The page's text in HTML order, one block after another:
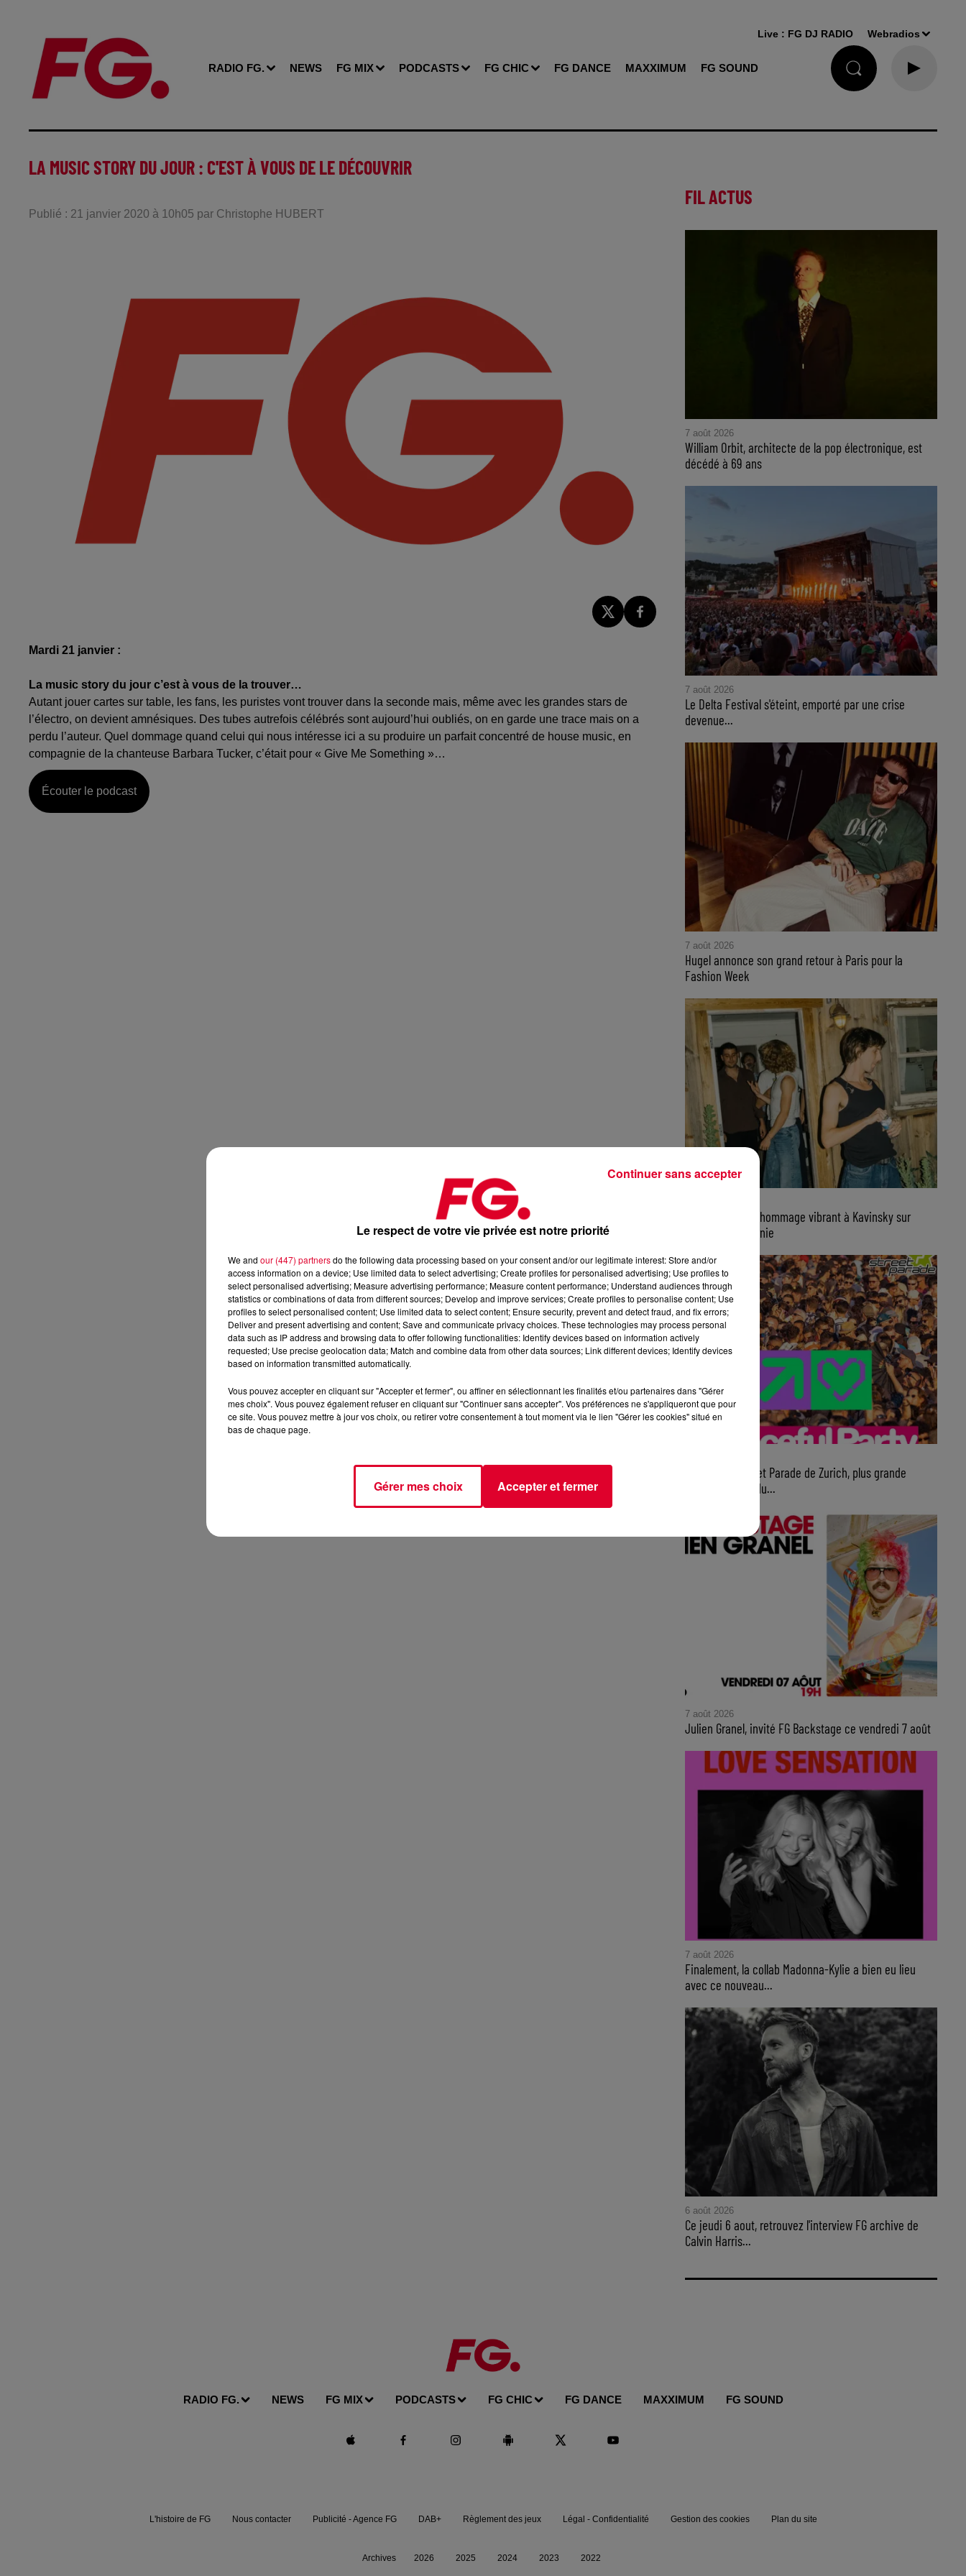
RADIO FG. NEWS FG MIX PODCASTS FG CHIC FG DANCE MAXXIMUM FG SOUND
Live : FG DJ RADIO Webradios
LA MUSIC STORY DU JOUR : C'EST À VOUS DE LE DÉCOUVRIR
Publié : 21 janvier 2020 à 10h05 par Christophe HUBERT
Mardi 21 janvier :
La music story du jour c’est à vous de la trouver…
Autant jouer cartes sur table, les fans, les puristes vont trouver dans la seconde mais, même avec les grandes stars de
l’électro, on devient amnésiques. Des tubes autrefois célébrés sont aujourd’hui oubliés, on en garde une trace mais on a
perdu l’auteur. Quel dommage quand celui qui nous intéresse ici a su produire un parfait concentré de house music, en
compagnie de la chanteuse Barbara Tucker, c’était pour « Give Me Something »…
Écouter le podcast
FIL ACTUS
7 août 2026
William Orbit, architecte de la pop électronique, est
décédé à 69 ans
7 août 2026
Le Delta Festival s'éteint, emporté par une crise
devenue...
7 août 2026
Hugel annonce son grand retour à Paris pour la
Fashion Week
Parcels rend un hommage vibrant à Kavinsky sur
scène en Californie
Ce samedi, Street Parade de Zurich, plus grande
parade électro du...
7 août 2026
Julien Granel, invité FG Backstage ce vendredi 7 août
7 août 2026
Finalement, la collab Madonna-Kylie a bien eu lieu
avec ce nouveau...
6 août 2026
Ce jeudi 6 aout, retrouvez l'interview FG archive de
Calvin Harris...
RADIO FG. NEWS FG MIX PODCASTS FG CHIC FG DANCE MAXXIMUM FG SOUND
L'histoire de FG Nous contacter Publicité - Agence FG DAB+ Règlement des jeux Légal - Confidentialité Gestion des cookies Plan du site
Archives 2026 2025 2024 2023 2022
Le respect de votre vie privée est notre priorité
We and our (447) partnersdo the following data processing based on your consent and/or our legitimate interest: Store and/or
access information on a device; Use limited data to select advertising; Create profiles for personalised advertising; Use profiles to
select personalised advertising; Measure advertising performance; Measure content performance; Understand audiences through
statistics or combinations of data from different sources; Develop and improve services; Create profiles to personalise content; Use
profiles to select personalised content; Use limited data to select content; Ensure security, prevent and detect fraud, and fix errors;
Deliver and present advertising and content; Save and communicate privacy choices. These technologies may process personal
data such as IP address and browsing data to offer following functionalities: Identify devices based on information actively
requested; Use precise geolocation data; Match and combine data from other data sources; Link different devices; Identify devices
based on information transmitted automatically.
Vous pouvez accepter en cliquant sur "Accepter et fermer", ou affiner en sélectionnant les finalités et/ou partenaires dans "Gérer
mes choix". Vous pouvez également refuser en cliquant sur "Continuer sans accepter". Vos préférences ne s'appliqueront que pour
ce site. Vous pouvez mettre à jour vos choix, ou retirer votre consentement à tout moment via le lien "Gérer les cookies" situé en
bas de chaque page.
Gérer mes choix Accepter et fermer
Continuer sans accepter